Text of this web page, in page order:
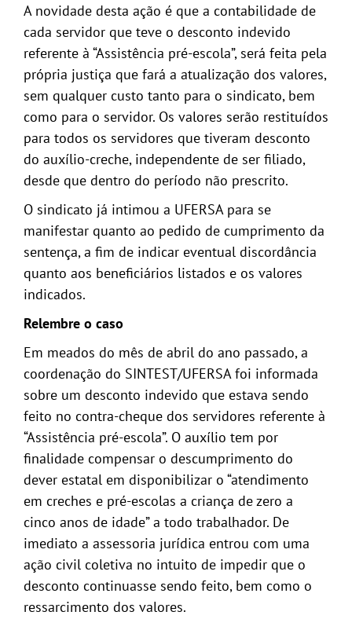
A novidade desta ação é que a contabilidade de
cada servidor que teve o desconto indevido
referente à “Assistência pré-escola”, será feita pela
própria justiça que fará a atualização dos valores,
sem qualquer custo tanto para o sindicato, bem
como para o servidor. Os valores serão restituídos
para todos os servidores que tiveram desconto
do auxílio-creche, independente de ser filiado,
desde que dentro do período não prescrito.
O sindicato já intimou a UFERSA para se
manifestar quanto ao pedido de cumprimento da
sentença, a fim de indicar eventual discordância
quanto aos beneficiários listados e os valores
indicados.
Relembre o caso
Em meados do mês de abril do ano passado, a
coordenação do SINTEST/UFERSA foi informada
sobre um desconto indevido que estava sendo
feito no contra-cheque dos servidores referente à
“Assistência pré-escola”. O auxílio tem por
finalidade compensar o descumprimento do
dever estatal em disponibilizar o “atendimento
em creches e pré-escolas a criança de zero a
cinco anos de idade” a todo trabalhador. De
imediato a assessoria jurídica entrou com uma
ação civil coletiva no intuito de impedir que o
desconto continuasse sendo feito, bem como o
ressarcimento dos valores.